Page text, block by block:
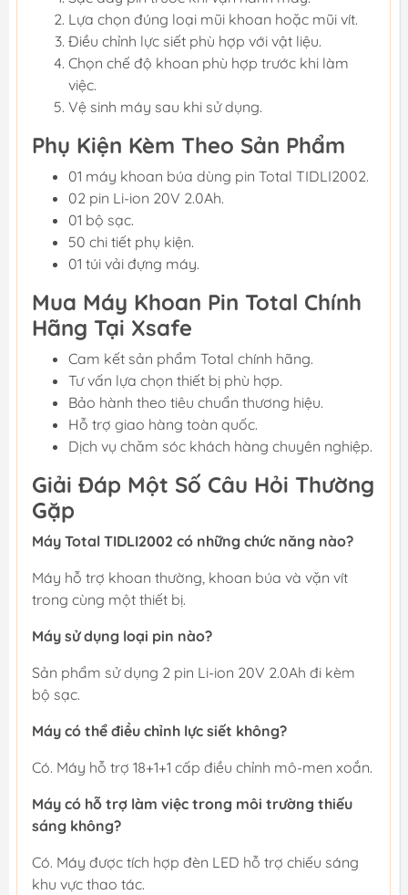
Lựa chọn đúng loại mũi khoan hoặc mũi vít.
Điều chỉnh lực siết phù hợp với vật liệu.
Chọn chế độ khoan phù hợp trước khi làm
việc.
Vệ sinh máy sau khi sử dụng.
Phụ Kiện Kèm Theo Sản Phẩm
01 máy khoan búa dùng pin Total TIDLI2002.
02 pin Li-ion 20V 2.0Ah.
01 bộ sạc.
50 chi tiết phụ kiện.
01 túi vải đựng máy.
Mua Máy Khoan Pin Total Chính
Hãng Tại Xsafe
Cam kết sản phẩm Total chính hãng.
Tư vấn lựa chọn thiết bị phù hợp.
Bảo hành theo tiêu chuẩn thương hiệu.
Hỗ trợ giao hàng toàn quốc.
Dịch vụ chăm sóc khách hàng chuyên nghiệp.
Giải Đáp Một Số Câu Hỏi Thường
Gặp
Máy Total TIDLI2002 có những chức năng nào?
Máy hỗ trợ khoan thường, khoan búa và vặn vít
trong cùng một thiết bị.
Máy sử dụng loại pin nào?
Sản phẩm sử dụng 2 pin Li-ion 20V 2.0Ah đi kèm
bộ sạc.
Máy có thể điều chỉnh lực siết không?
Có. Máy hỗ trợ 18+1+1 cấp điều chỉnh mô-men xoắn.
Máy có hỗ trợ làm việc trong môi trường thiếu
sáng không?
Có. Máy được tích hợp đèn LED hỗ trợ chiếu sáng
khu vực thao tác.